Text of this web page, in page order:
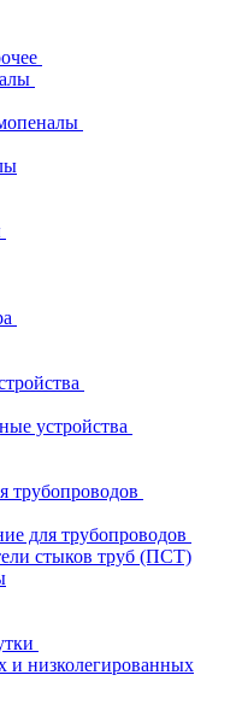
устройства
трубопроводов
для трубопроводов
стыков труб (ПСТ)
и низколегированных